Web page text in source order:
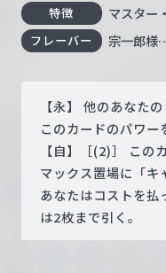
特徴
マスター
フレーバー 宗一郎様
【永】 他のあなた
このカードのパワー
【自】［(2)］ この
マックス置場に「キ
あなたはコストを払
は2枚まで引く。